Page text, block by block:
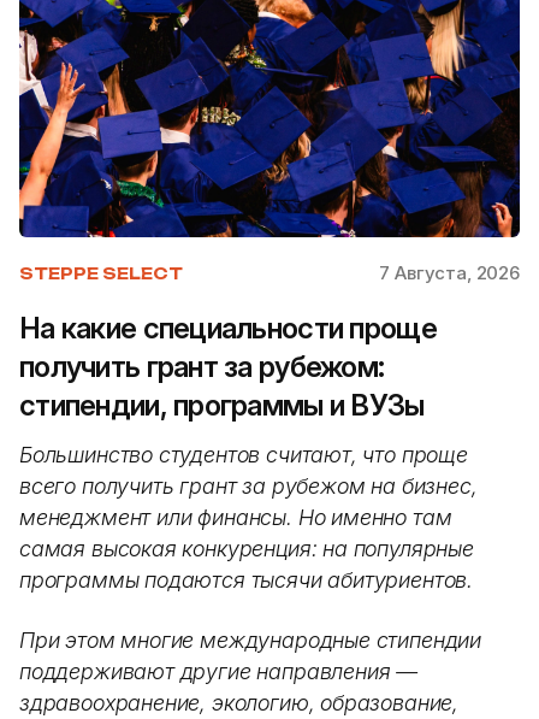
STEPPE SELECT 7 Августа, 2026
На какие специальности проще
получить грант за рубежом:
стипендии, программы и ВУЗы
Большинство студентов считают, что проще
всего получить грант за рубежом на бизнес,
менеджмент или финансы. Но именно там
самая высокая конкуренция: на популярные
программы подаются тысячи абитуриентов.
При этом многие международные стипендии
поддерживают другие направления —
здравоохранение, экологию, образование,